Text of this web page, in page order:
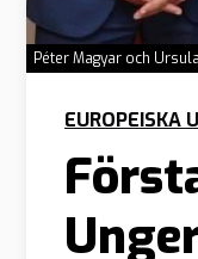
Péter Magyar och
EUROPEISKA